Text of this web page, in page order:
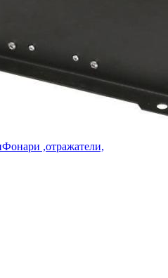
Фонари ,отражатели,